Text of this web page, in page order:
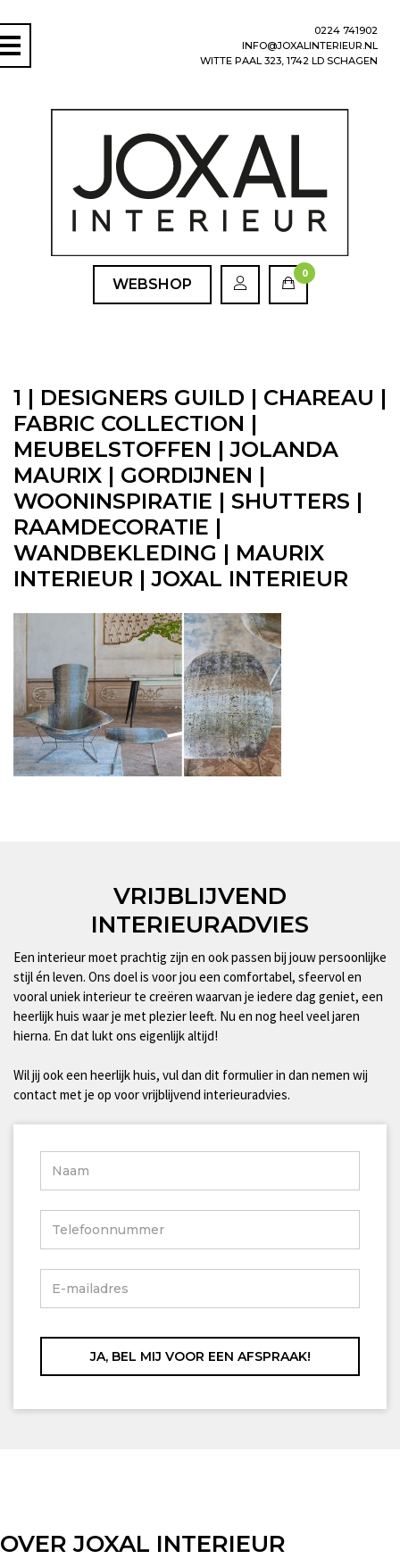
0224 741902
INFO@JOXALINTERIEUR.NL
WITTE PAAL 323, 1742 LD SCHAGEN
WEBSHOP
0
1 | DESIGNERS GUILD | CHAREAU |
FABRIC COLLECTION |
MEUBELSTOFFEN | JOLANDA
MAURIX | GORDIJNEN |
WOONINSPIRATIE | SHUTTERS |
RAAMDECORATIE |
WANDBEKLEDING | MAURIX
INTERIEUR | JOXAL INTERIEUR
VRIJBLIJVEND
INTERIEURADVIES
Een interieur moet prachtig zijn en ook passen bij jouw persoonlijke
stijl én leven. Ons doel is voor jou een comfortabel, sfeervol en
vooral uniek interieur te creëren waarvan je iedere dag geniet, een
heerlijk huis waar je met plezier leeft. Nu en nog heel veel jaren
hierna. En dat lukt ons eigenlijk altijd!
Wil jij ook een heerlijk huis, vul dan dit formulier in dan nemen wij
contact met je op voor vrijblijvend interieuradvies.
OVER JOXAL INTERIEUR